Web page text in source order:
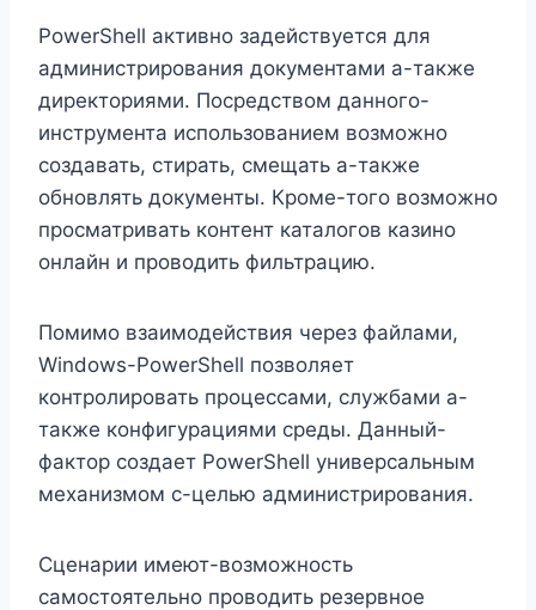
PowerShell активно задействуется для
администрирования документами а-также
директориями. Посредством данного-
инструмента использованием возможно
создавать, стирать, смещать а-также
обновлять документы. Кроме-того возможно
просматривать контент каталогов казино
онлайн и проводить фильтрацию.
Помимо взаимодействия через файлами,
Windows-PowerShell позволяет
контролировать процессами, службами а-
также конфигурациями среды. Данный-
фактор создает PowerShell универсальным
механизмом с-целью администрирования.
Сценарии имеют-возможность
самостоятельно проводить резервное